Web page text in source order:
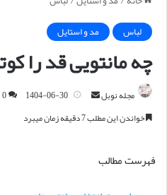
لباس
مد و استایل
چه مانتویی قد را
مجله نوبل 1404-06-30
0
خواندن این مطلب 7 دقیقه زمان میبرد
فهرست مطالب